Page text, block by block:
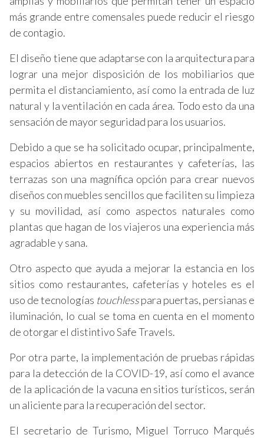
más grande entre comensales puede reducir el riesgo
de contagio.
El diseño tiene que adaptarse con la arquitectura para
lograr una mejor disposición de los mobiliarios que
permita el distanciamiento, así como la entrada de luz
natural y la ventilación en cada área. Todo esto da una
sensación de mayor seguridad para los usuarios.
Debido a que se ha solicitado ocupar, principalmente,
espacios abiertos en restaurantes y cafeterías, las
terrazas son una magnífica opción para crear nuevos
diseños con muebles sencillos que faciliten su limpieza
y su movilidad, así como aspectos naturales como
plantas que hagan de los viajeros una experiencia más
agradable y sana.
Otro aspecto que ayuda a mejorar la estancia en los
sitios como restaurantes, cafeterías y hoteles es el
uso de tecnologías touchlesspara puertas, persianas e
iluminación, lo cual se toma en cuenta en el momento
de otorgar el distintivo Safe Travels.
Por otra parte, la implementación de pruebas rápidas
para la detección de la COVID-19, así como el avance
de la aplicación de la vacuna en sitios turísticos, serán
un aliciente para la recuperación del sector.
El secretario de Turismo, Miguel Torruco Marqués